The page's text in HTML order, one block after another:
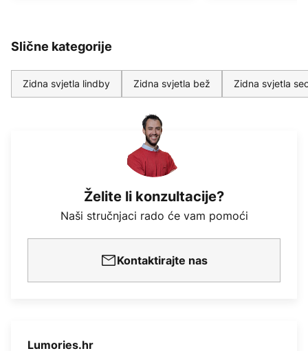
Slične kategorije
Zidna svjetla lindby Zidna svjetla bež Zidna svjetla
Želite li konzultacije?
Naši stručnjaci rado će vam pomoći
Kontaktirajte nas
Lumories.hr